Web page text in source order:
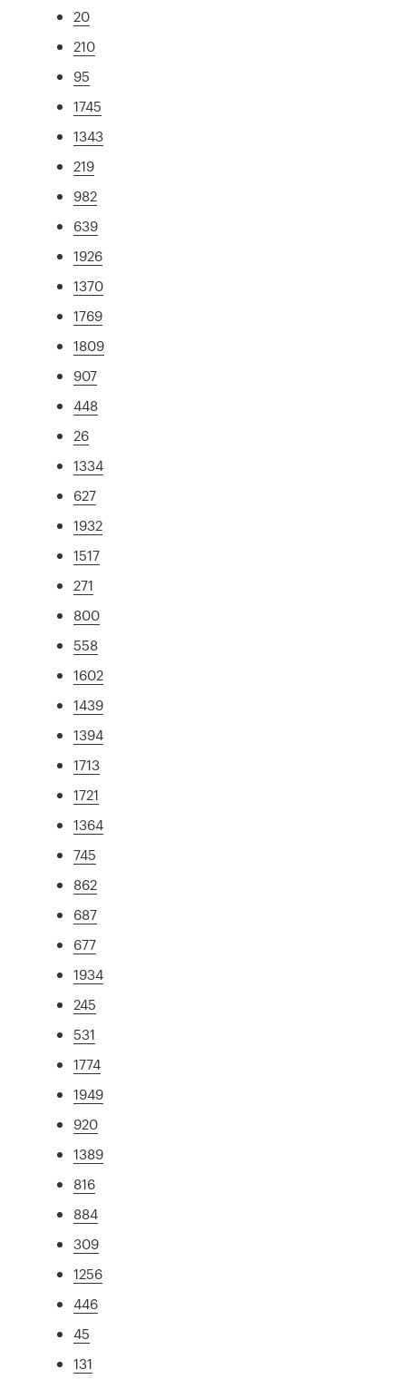
20
210
95
1745
1343
219
982
639
1926
1370
1769
1809
907
448
26
1334
627
1932
1517
271
800
558
1602
1439
1394
1713
1721
1364
745
862
687
677
1934
245
531
1774
1949
920
1389
816
884
309
1256
446
45
131